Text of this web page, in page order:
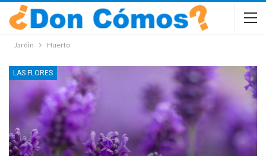
Jardin Huerto
LAS FLORES